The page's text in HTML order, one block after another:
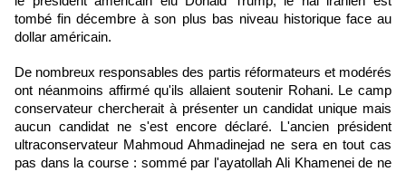
tombé fin décembre à son plus bas niveau historique face au
dollar américain.
De nombreux responsables des partis réformateurs et modérés
ont néanmoins affirmé qu'ils allaient soutenir Rohani. Le camp
conservateur chercherait à présenter un candidat unique mais
aucun candidat ne s'est encore déclaré. L'ancien président
ultraconservateur Mahmoud Ahmadinejad ne sera en tout cas
pas dans la course : sommé par l'ayatollah Ali Khamenei de ne